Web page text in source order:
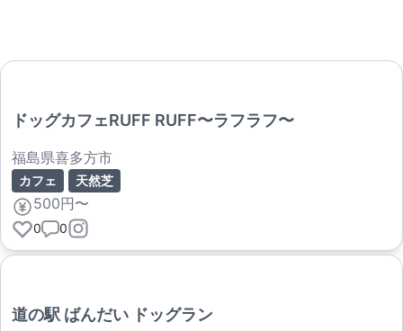
ドッグカフェRUFF RUFF〜ラフラフ〜
福島県喜多方市
カフェ 天然芝
500円〜
0 0
道の駅 ばんだい ドッグラン